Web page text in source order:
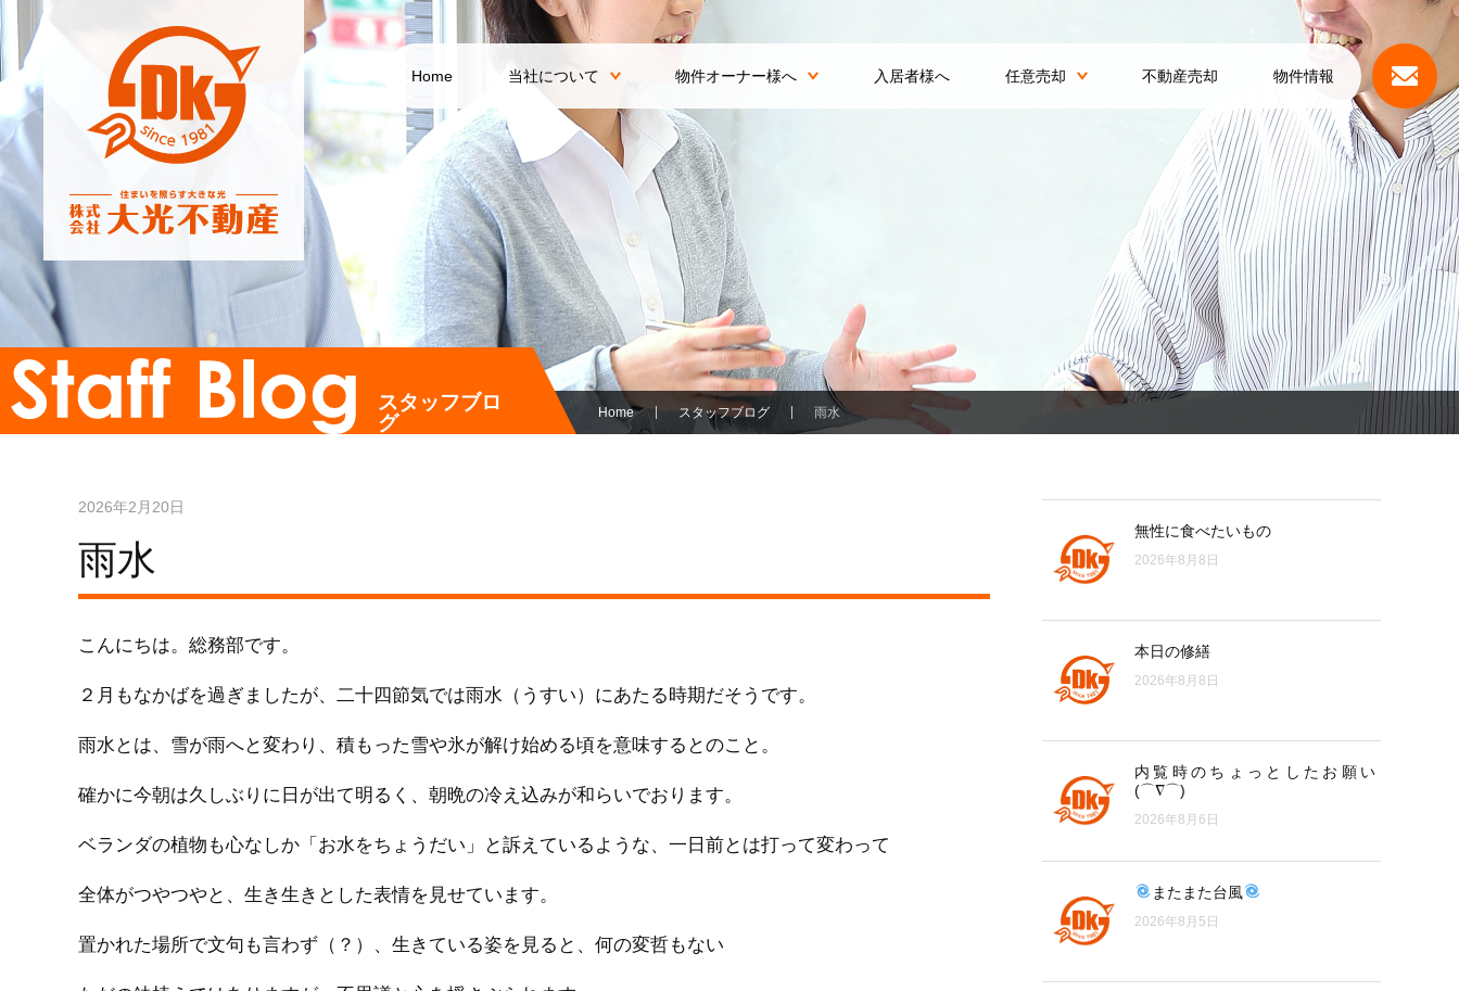
Home 当社について 物件オーナー様へ 入居者様へ 任意売却 不動産売却 物件情報
スタッフブロ
グ
Home スタッフブログ 雨水
2026年2月20日
雨水
こんにちは。総務部です。
２月もなかばを過ぎましたが、二十四節気では雨水（うすい）にあたる時期だそうです。
雨水とは、雪が雨へと変わり、積もった雪や氷が解け始める頃を意味するとのこと。
確かに今朝は久しぶりに日が出て明るく、朝晩の冷え込みが和らいでおります。
ベランダの植物も心なしか「お水をちょうだい」と訴えているような、一日前とは打って変わって
全体がつやつやと、生き生きとした表情を見せています。
置かれた場所で文句も言わず（？）、生きている姿を見ると、何の変哲もない
無性に食べたいもの
2026年8月8日
本日の修繕
2026年8月8日
内覧時のちょっとしたお願い
(⌒∇⌒)
2026年8月6日
またまた台風
2026年8月5日